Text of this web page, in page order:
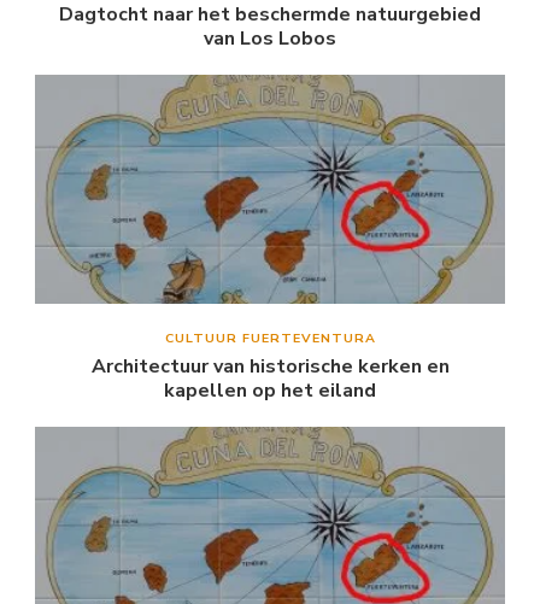
Dagtocht naar het beschermde natuurgebied
van Los Lobos
CULTUUR FUERTEVENTURA
Architectuur van historische kerken en
kapellen op het eiland